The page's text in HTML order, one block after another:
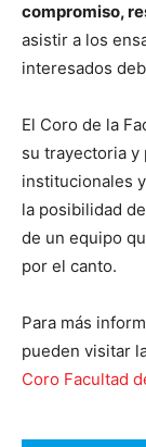
compromiso,
asistir a los
interesados
El Coro de la
su trayectoria
institucionales
la posibilidad
de un equipo
por el canto.
Para más
pueden visitar
Coro Facultad